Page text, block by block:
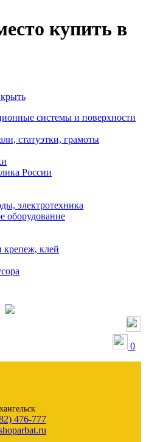
купить в
системы и поверхности
статуэтки, грамоты
России
электротехника
оборудование
крепеж, клей
0
476-777